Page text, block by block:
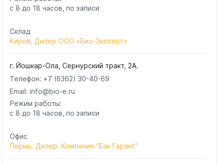
с 8 до 18 часов, по записи
Склад
Киров, Дилер ООО «Био-Эксперт»
г. Йошкар-Ола, Сернурский тракт, 2А.
Телефон: +7 (8362) 30-40-69
Email: info@bio-e.ru
Режим работы:
с 8 до 18 часов, по записи
Офис
Пермь. Дилер. Компания "Бак Гарант"